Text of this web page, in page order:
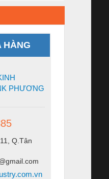
HÀNG
PHƯƠNG
Q.Tân